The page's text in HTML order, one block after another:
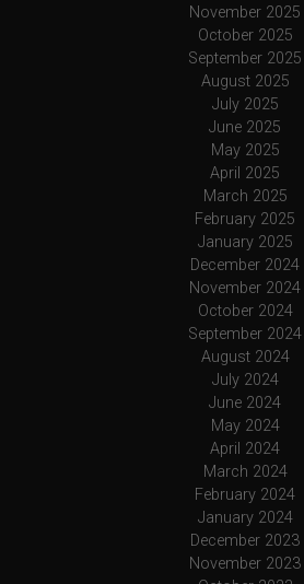
November 2025
October 2025
September 2025
August 2025
July 2025
June 2025
May 2025
April 2025
March 2025
February 2025
January 2025
December 2024
November 2024
October 2024
September 2024
August 2024
July 2024
June 2024
May 2024
April 2024
March 2024
February 2024
January 2024
December 2023
November 2023